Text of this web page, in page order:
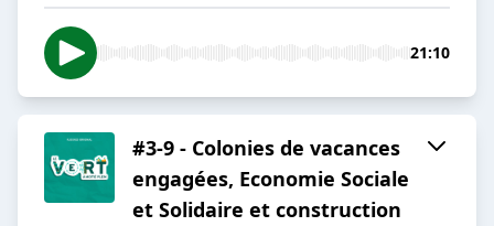
21:10
#3-9 - Colonies de vacances
engagées, Economie Sociale
et Solidaire et construction